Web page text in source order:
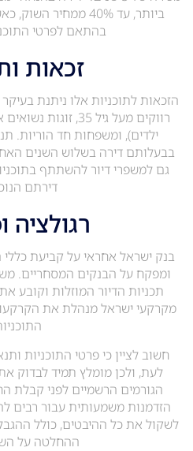
ביותר, עד 40%
בהתאם לפרטי
זכאות
רווקים מעל גיל 35,
ילדים), ומשפחות חד הוריות.
בבעלותם דירה בשלוש השנים
גם למשפרי דיור להשתתף
דירתם
רגולציה
בנק ישראל אחראי על קביעת כללי
ומפקח על הבנקים המסחריים.
תכניות הדיור המוזלות וקובע
מקרקעי ישראל מנהלת את
חשוב לציין כי פרטי התוכניות
לעת, ולכן מומלץ תמיד לבדוק
הגורמים הרשמיים לפני קבלת
הזדמנות משמעותית עבור רבים
לשקול את כל ההיבטים, כולל
ההחלטה על